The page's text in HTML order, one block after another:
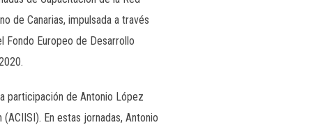
de Canarias, impulsada a través
Fondo Europeo de Desarrollo
participación de Antonio López
En estas jornadas, Antonio